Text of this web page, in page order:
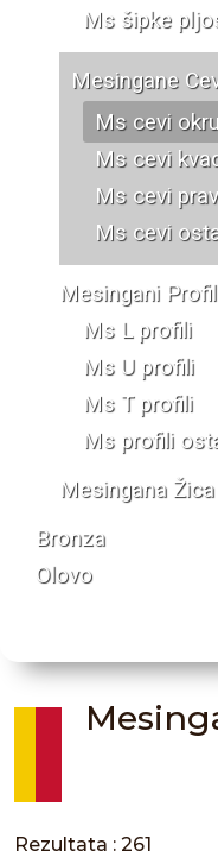
Ms šipke
Mesingane
Ms cevi
Ms cevi
Ms cevi
Ms cevi
Mesingani
Ms L profili
Ms U profili
Ms T profili
Ms profili
Mesingana Žica
Bronza
Olovo
Rezultata : 261